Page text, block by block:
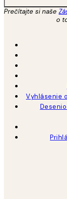
Prečítajte si naše
o
Vyhlásenie